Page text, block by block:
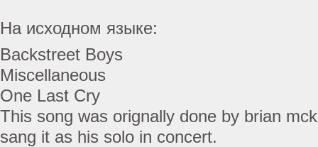
На исходном языке:
Backstreet Boys
Miscellaneous
One Last Cry
This song was orignally done by brian
sang it as his solo in concert.